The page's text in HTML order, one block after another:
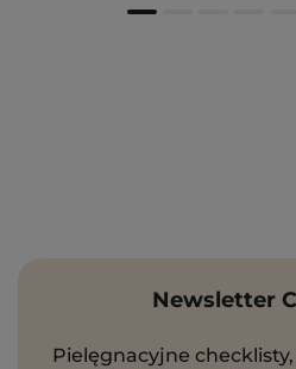
Newsletter
Pielęgnacyjne